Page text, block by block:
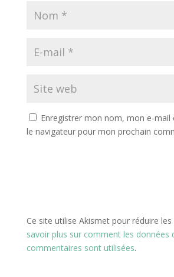
Enregistrer mon nom, mon e-mail
le navigateur pour mon prochain
Ce site utilise Akismet pour réduire les
savoir plus sur comment les données
commentaires sont utilisées.